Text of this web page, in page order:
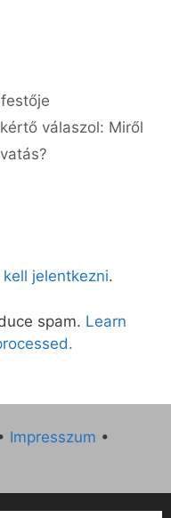
válaszol: Miről
kell jelentkezni.
spam. Learn
Impresszum •